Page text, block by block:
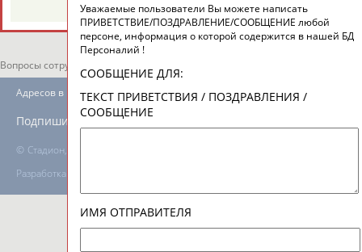
Вопросы сотрудничества и совместной деятельности
© Стадион, 1998-2026
Разработка и поддержка ООО НАИТ «Стадион»
Адресов в новостной рассылке: 996
Подпишись
Уважаемые пользователи Вы можете написать
ПРИВЕТСТВИЕ/ПОЗДРАВЛЕНИЕ/СООБЩЕНИЕ любой
персоне, информация о которой содержится в нашей БД
Персоналий !
СООБЩЕНИЕ ДЛЯ:
ТЕКСТ ПРИВЕТСТВИЯ / ПОЗДРАВЛЕНИЯ /
СООБЩЕНИЕ
ИМЯ ОТПРАВИТЕЛЯ